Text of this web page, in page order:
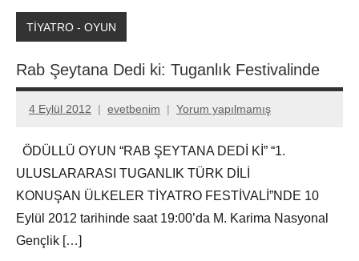
TİYATRO - OYUN
Rab Şeytana Dedi ki: Tuganlık Festivalinde
4 Eylül 2012 evetbenim Yorum yapılmamış
ÖDÜLLÜ OYUN “RAB ŞEYTANA DEDİ Kİ” “1.
ULUSLARARASI TUGANLIK TÜRK DİLİ
KONUŞAN ÜLKELER TİYATRO FESTİVALİ”NDE 10
Eylül 2012 tarihinde saat 19:00’da M. Karima Nasyonal
Gençlik […]